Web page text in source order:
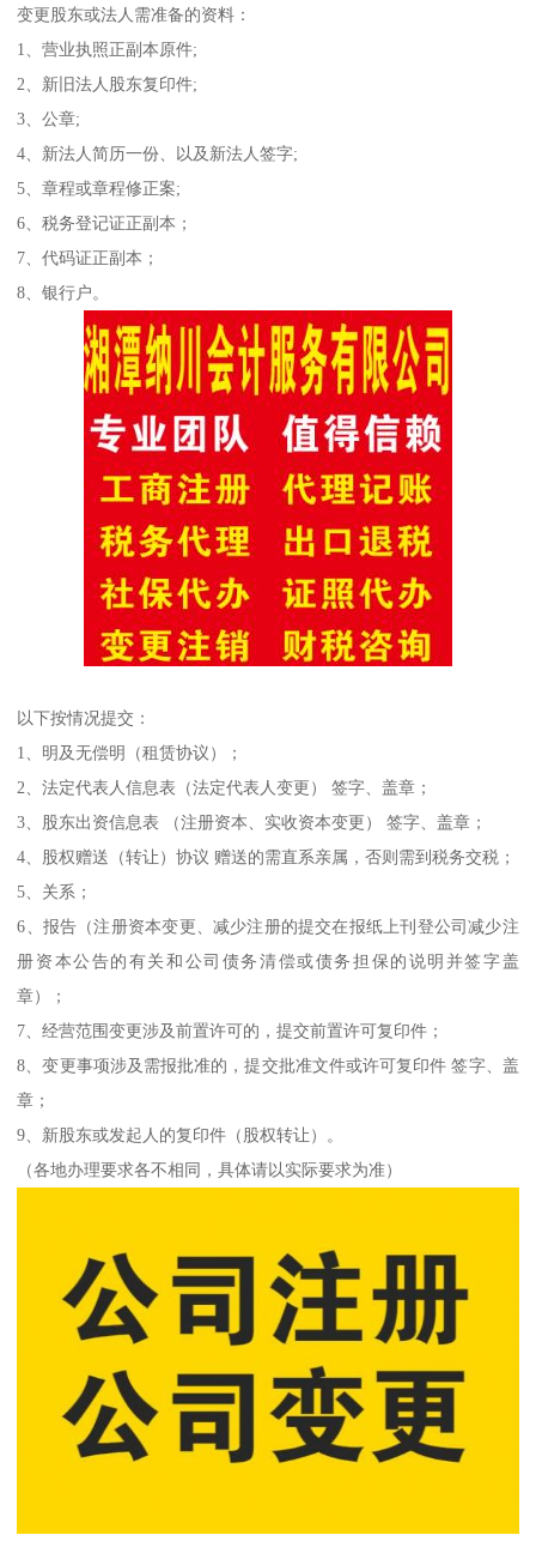
变更股东或法人需准备的资料：
1、营业执照正副本原件;
2、新旧法人股东复印件;
3、公章;
4、新法人简历一份、以及新法人签字;
5、章程或章程修正案;
6、税务登记证正副本；
7、代码证正副本；
8、银行户。
以下按情况提交：
1、明及无偿明（租赁协议）；
2、法定代表人信息表（法定代表人变更） 签字、盖章；
3、股东出资信息表 （注册资本、实收资本变更） 签字、盖章；
4、股权赠送（转让）协议 赠送的需直系亲属，否则需到税务交税；
5、关系；
6、报告（注册资本变更、减少注册的提交在报纸上刊登公司减少注
册资本公告的有关和公司债务清偿或债务担保的说明并签字盖
章）；
7、经营范围变更涉及前置许可的，提交前置许可复印件；
8、变更事项涉及需报批准的，提交批准文件或许可复印件 签字、盖
章；
9、新股东或发起人的复印件（股权转让）。
（各地办理要求各不相同，具体请以实际要求为准）